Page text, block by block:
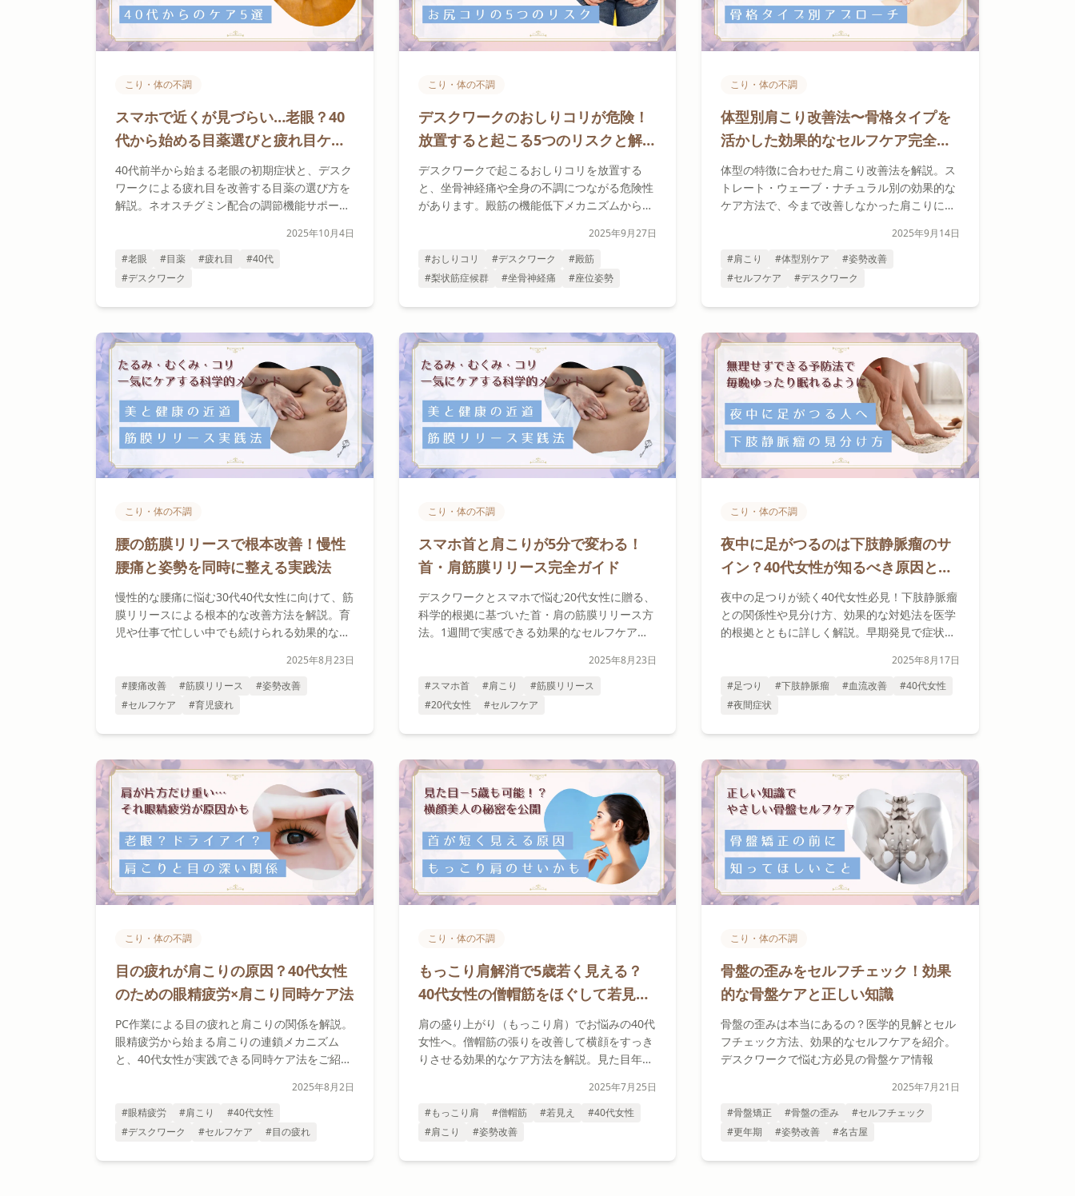
こり・体の不調
スマホで近くが見づらい…老眼？40
代から始める目薬選びと疲れ目ケア5
つのポイント
40代前半から始まる老眼の初期症状と、デスク
ワークによる疲れ目を改善する目薬の選び方を
解説。ネオスチグミン配合の調節機能サポート
20-20ルールなど科学的根拠に基づいたケア方
法をご紹介します。
2025年10月4日
#老眼
#目薬 #疲れ目
#40代
#デスクワーク
こり・体の不調
デスクワークのおしりコリが危険！
放置すると起こる5つのリスクと解消
法
デスクワークで起こるおしりコリを放置する
と、坐骨神経痛や全身の不調につながる危険性
があります。殿筋の機能低下メカニズムから段
2025年9月27日
#おしりコリ
#デスクワーク
#殿筋
#梨状筋症候群
#坐骨神経痛 #座位姿勢
こり・体の不調
体型別肩こり改善法〜骨格タイプを
活かした効果的なセルフケア完全ガ
イド
体型の特徴に合わせた肩こり改善法を解説。ス
トレート・ウェーブ・ナチュラル別の効果的な
ケア方法で、今まで改善しなかった肩こりにア
2025年9月14日
#肩こり
#体型別ケア
#姿勢改善
#セルフケア
#デスクワーク
こり・体の不調
腰の筋膜リリースで根本改善！慢性
腰痛と姿勢を同時に整える実践法
慢性的な腰痛に悩む30代40代女性に向けて、筋
膜リリースによる根本的な改善方法を解説。育
児や仕事で忙しい中でも続けられる効果的なセ
2025年8月23日
#腰痛改善
#筋膜リリース
#姿勢改善
#セルフケア
#育児疲れ
こり・体の不調
スマホ首と肩こりが5分で変わる！
首・肩筋膜リリース完全ガイド
デスクワークとスマホで悩む20代女性に贈る、
科学的根拠に基づいた首・肩の筋膜リリース方
法。1週間で実感できる効果的なセルフケアを
2025年8月23日
#スマホ首
#肩こり
#筋膜リリース
#20代女性
#セルフケア
こり・体の不調
夜中に足がつるのは下肢静脈瘤のサ
イン？40代女性が知るべき原因と見
分け方
夜中の足つりが続く40代女性必見！下肢静脈瘤
との関係性や見分け方、効果的な対処法を医学
的根拠とともに詳しく解説。早期発見で症状改
2025年8月17日
#足つり
#下肢静脈瘤 #血流改善
#40代女性
#夜間症状
こり・体の不調
目の疲れが肩こりの原因？40代女性
のための眼精疲労×肩こり同時ケア法
PC作業による目の疲れと肩こりの関係を解説。
眼精疲労から始まる肩こりの連鎖メカニズム
と、40代女性が実践できる同時ケア法をご紹介
2025年8月2日
#眼精疲労
#肩こり
#40代女性
#デスクワーク
#セルフケア #目の疲れ
こり・体の不調
もっこり肩解消で5歳若く見える？
40代女性の僧帽筋をほぐして若見え
効果
肩の盛り上がり（もっこり肩）でお悩みの40代
女性へ。僧帽筋の張りを改善して横顔をすっき
りさせる効果的なケア方法を解説。見た目年
2025年7月25日
#もっこり肩
#僧帽筋 #若見え
#40代女性
#肩こり
#姿勢改善
こり・体の不調
骨盤の歪みをセルフチェック！効果
的な骨盤ケアと正しい知識
骨盤の歪みは本当にあるの？医学的見解とセル
フチェック方法、効果的なセルフケアを紹介。
デスクワークで悩む方必見の骨盤ケア情報
2025年7月21日
#骨盤矯正
#骨盤の歪み
#セルフチェック
#更年期
#姿勢改善 #名古屋